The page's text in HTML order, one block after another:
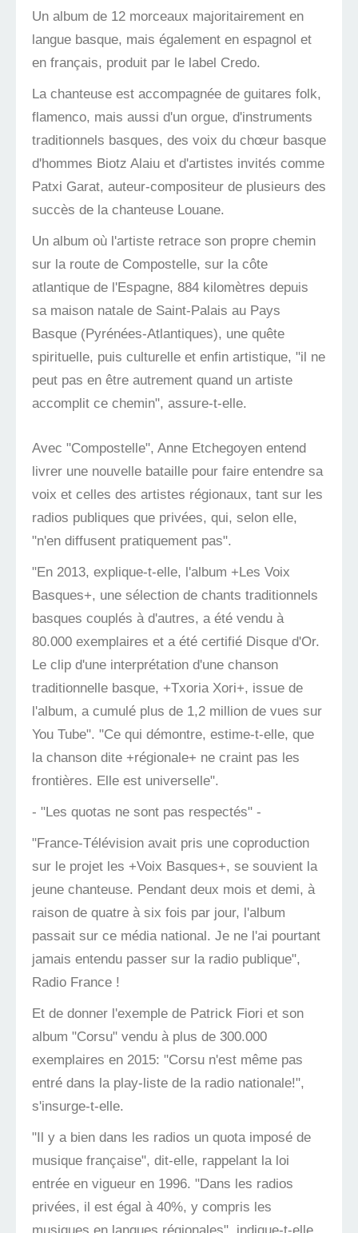
Un album de 12 morceaux majoritairement en
langue basque, mais également en espagnol et
en français, produit par le label Credo.
La chanteuse est accompagnée de guitares folk,
flamenco, mais aussi d'un orgue, d'instruments
traditionnels basques, des voix du chœur basque
d'hommes Biotz Alaiu et d'artistes invités comme
Patxi Garat, auteur-compositeur de plusieurs des
succès de la chanteuse Louane.
Un album où l'artiste retrace son propre chemin
sur la route de Compostelle, sur la côte
atlantique de l'Espagne, 884 kilomètres depuis
sa maison natale de Saint-Palais au Pays
Basque (Pyrénées-Atlantiques), une quête
spirituelle, puis culturelle et enfin artistique, "il ne
peut pas en être autrement quand un artiste
accomplit ce chemin", assure-t-elle.
Avec "Compostelle", Anne Etchegoyen entend
livrer une nouvelle bataille pour faire entendre sa
voix et celles des artistes régionaux, tant sur les
radios publiques que privées, qui, selon elle,
"n'en diffusent pratiquement pas".
"En 2013, explique-t-elle, l'album +Les Voix
Basques+, une sélection de chants traditionnels
basques couplés à d'autres, a été vendu à
80.000 exemplaires et a été certifié Disque d'Or.
Le clip d'une interprétation d'une chanson
traditionnelle basque, +Txoria Xori+, issue de
l'album, a cumulé plus de 1,2 million de vues sur
You Tube". "Ce qui démontre, estime-t-elle, que
la chanson dite +régionale+ ne craint pas les
frontières. Elle est universelle".
- "Les quotas ne sont pas respectés" -
"France-Télévision avait pris une coproduction
sur le projet les +Voix Basques+, se souvient la
jeune chanteuse. Pendant deux mois et demi, à
raison de quatre à six fois par jour, l'album
passait sur ce média national. Je ne l'ai pourtant
jamais entendu passer sur la radio publique",
Radio France !
Et de donner l'exemple de Patrick Fiori et son
album "Corsu" vendu à plus de 300.000
exemplaires en 2015: "Corsu n'est même pas
entré dans la play-liste de la radio nationale!",
s'insurge-t-elle.
"Il y a bien dans les radios un quota imposé de
musique française", dit-elle, rappelant la loi
entrée en vigueur en 1996. "Dans les radios
privées, il est égal à 40%, y compris les